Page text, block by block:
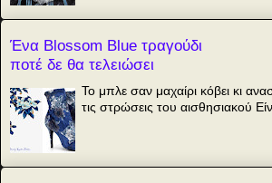
Ένα Blossom Blue τραγούδι
ποτέ δε θα τελειώσει
Το μπλε σαν μαχαίρι κόβει κι
τις στρώσεις του αισθησιακού